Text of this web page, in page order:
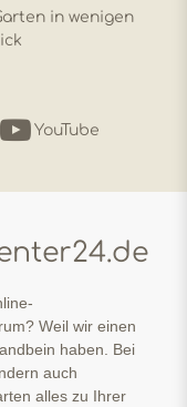
in wenigen
YouTube
Weil wir einen
haben. Bei
auch
alles zu Ihrer